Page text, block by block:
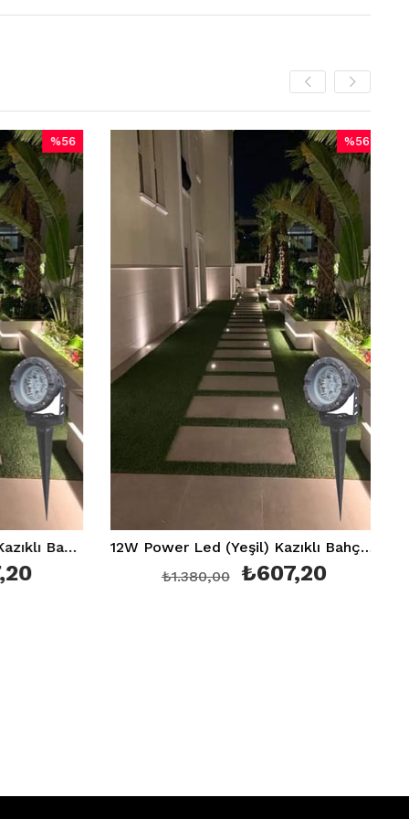
12W Power Led (Amber) Kazıklı Bahçe Armatürü Ip 64 Ct 7304
%56
12W Power Led (Yeşil) Kazıklı Bahçe Armatürü Ip 64 Ct 7304
₺607,20
₺1.380,00
%56
İndirim
%56İndirim
Yeni
Ürün